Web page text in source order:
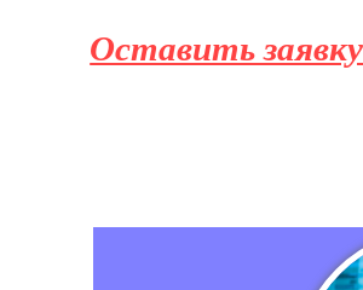
Оставить